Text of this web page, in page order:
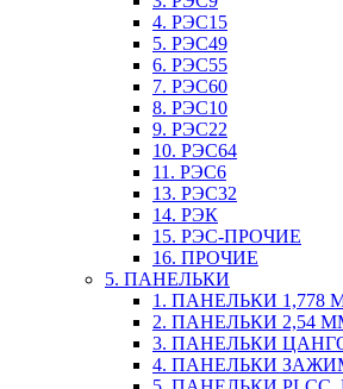
4. РЭС15
5. РЭС49
6. РЭС55
7. РЭС60
8. РЭС10
9. РЭС22
10. РЭС64
11. РЭС6
13. РЭС32
14. РЭК
15. РЭС-ПРОЧИЕ
16. ПРОЧИЕ
5. ПАНЕЛЬКИ
1. ПАНЕЛЬКИ 1,778
2. ПАНЕЛЬКИ 2,54
3. ПАНЕЛЬКИ
4. ПАНЕЛЬКИ